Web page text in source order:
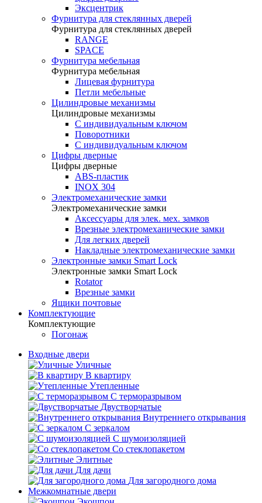
Эксцентрик
Фурнитура для стеклянных дверей
Фурнитура для стеклянных дверей
RANGE
SPACE
Фурнитура мебельная
Фурнитура мебельная
Лицевая фурнитура
Петли мебельные
Цилиндровые механизмы
Цилиндровые механизмы
C индивидуальным ключом
Поворотники
С индивидуальным ключом
Цифры дверные
Цифры дверные
ABS-пластик
INOX 304
Электромеханические замки
Электромеханические замки
Аксессуары для элек. мех. замков
Врезные электромеханические замки
Для легких дверей
Накладные электромеханические замки
Электронные замки Smart Lock
Электронные замки Smart Lock
Rotator
Врезные замки
Ящики почтовые
Комплектующие
Комплектующие
Погонаж
Входные двери
Уличные
В квартиру
Утепленные
С терморазрывом
Двустворчатые
Внутреннего открывания
С зеркалом
С шумоизоляцией
Со стеклопакетом
Элитные
Для дачи
Для загородного дома
Межкомнатные двери